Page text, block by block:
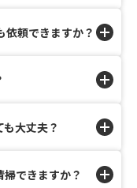
依頼できますか？
大丈夫？
できますか？